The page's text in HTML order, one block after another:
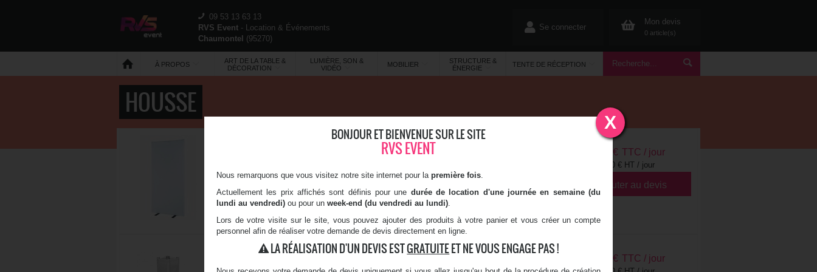
09 53 13 63 13
RVS Event - Location & Événements
Chaumontel (95270)
Se connecter
Mon devis
0 article(s)
À PROPOS
ART DE LA TABLE &
DÉCORATION
LUMIÈRE, SON &
VIDÉO
MOBILIER
STRUCTURE &
ÉNERGIE
TENTE DE RÉCEPTION
HOUSSE
CLOISON HOUSSÉE - BLANCHE
Idéale pour la création de cloison
Hauteur : 200 cm
€ TTC / jour
39,00 € HT / jour
Ajouter au devis
HOUSSE - STRUCTURE CARRÉE 290 - 3
€ TTC / jour
X
BONJOUR ET BIENVENUE SUR LE SITE
RVS EVENT
Nous remarquons que vous visitez notre site internet pour la première fois
Actuellement les prix affichés sont définis pour une durée de location d'une journée en semaine (du
lundi au vendredi) ou pour un week-end (du vendredi au lundi)
Lors de votre visite sur le site, vous pouvez ajouter des produits à votre panier et vous créer un compte
personnel afin de réaliser votre demande de devis directement en ligne.
LA RÉALISATION D'UN DEVIS ESTGRATUITEET NE VOUS ENGAGE PAS !